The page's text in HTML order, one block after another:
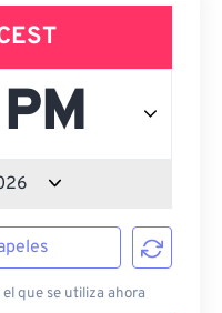
el que se utiliza ahora